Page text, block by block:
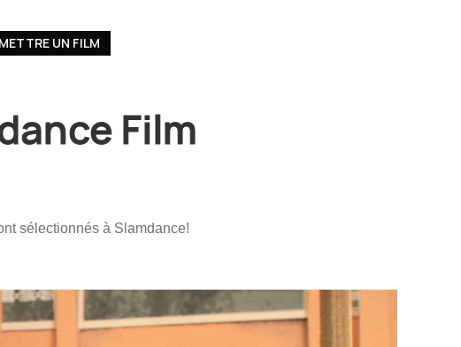
UN FILM
Film
sélectionnés à Slamdance!